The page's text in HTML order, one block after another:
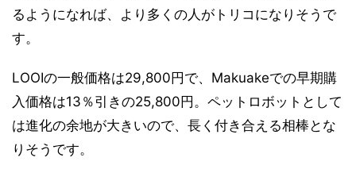
るようになれば、より多くの人がトリコになりそうで
す。
LOOIの一般価格は29,800円で、Makuakeでの早期購
入価格は13％引きの25,800円。ペットロボットとして
は進化の余地が大きいので、長く付き合える相棒とな
りそうです。